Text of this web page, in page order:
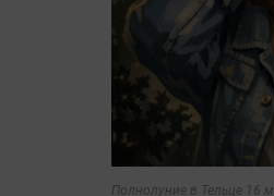
Полнолуние в Тельце 16